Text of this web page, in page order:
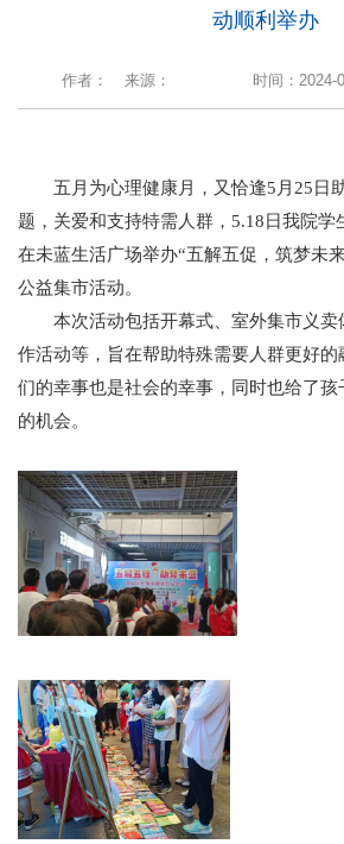
动顺利举办
作者： 来源： 时间：2024-
五月为心理健康月，又恰逢5月25日
题，关爱和支持特需人群，5.18日我院学
在未蓝生活广场举办“五解五促，筑梦未
公益集市活动。
本次活动包括开幕式、室外集市义
作活动等，旨在帮助特殊需要人群更好
们的幸事也是社会的幸事，同时也给了孩
的机会。